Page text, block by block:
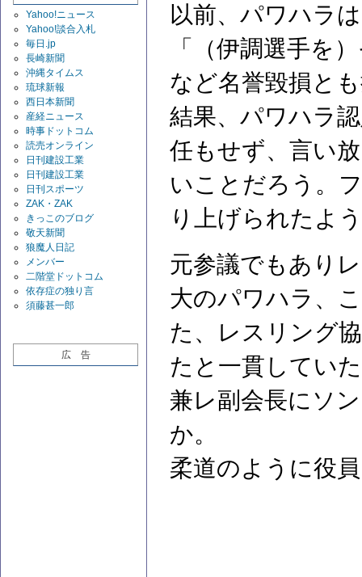
Yahoo!ニュース
Yahoo!談合入札
毎日.jp
長崎新聞
沖縄タイムス
琉球新報
西日本新聞
産経ニュース
時事ドットコム
読売オンライン
日刊建設工業
日刊建設工業
日刊スポーツ
ZAK・ZAK
きっこのブログ
敬天新聞
狼魔人日記
メンバー
二階堂ドットコム
依存症の独り言
須藤甚一郎
広 告
以前、パワハラ
「（伊調選手を
など名誉毀損と
結果、パワハラ
任もせず、言い
いことだろう。
り上げられたよ
元参議でもあり
大のパワハラ、
た、レスリング
たと一貫してい
兼レ副会長にソ
か。
柔道のように役